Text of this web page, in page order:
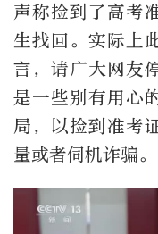
声称捡到了高考
生找回。实际上
言，请广大网友
是一些别有用心
局，以捡到准考
量或者伺机诈骗。